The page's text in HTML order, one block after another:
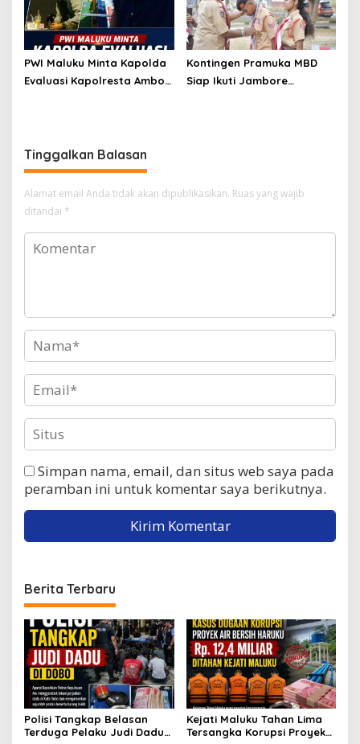
PWI Maluku Minta Kapolda
Evaluasi Kapolresta Ambon
Polresta Ambon
Kontingen Pramuka MBD
Siap Ikuti Jambore
Tinggalkan Balasan
Alamat email Anda tidak akan dipublikasikan. Ruas yang wajib
ditandai *
Simpan nama, email, dan situs web saya pada
peramban ini untuk komentar saya berikutnya.
Berita Terbaru
Polisi Tangkap Belasan
Terduga Pelaku Judi Dadu
Kejati Maluku Tahan Lima
Tersangka Korupsi Proyek